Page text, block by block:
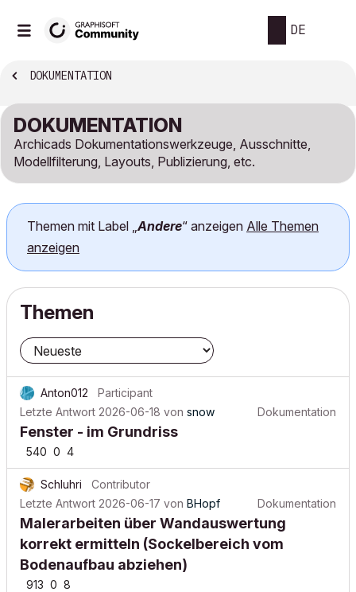
DE
DOKUMENTATION
DOKUMENTATION
Archicads Dokumentationswerkzeuge, Ausschnitte,
Modellfilterung, Layouts, Publizierung, etc.
Themen mit Label „Andere“ anzeigen Alle Themen
anzeigen
Themen
Anton012
Participant
Letzte Antwort 2026-06-18 von snow Dokumentation
Fenster - im Grundriss
540 0 4
Schluhri
Contributor
Letzte Antwort 2026-06-17 von BHopf Dokumentation
Malerarbeiten über Wandauswertung
korrekt ermitteln (Sockelbereich vom
Bodenaufbau abziehen)
913 0 8